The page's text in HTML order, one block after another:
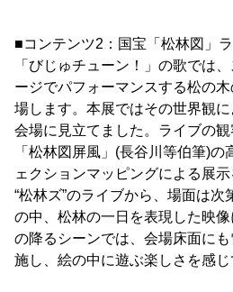
■コンテンツ2：国宝「松林図」
「びじゅチューン！」の歌では
ージでパフォーマンスする松の木
場します。本展ではその世界観
会場に見立てました。ライブの
「松林図屏風」(長谷川等伯筆)
ェクションマッピングによる展示
“松林ズ”のライブから、場面は
の中、松林の一日を表現した映
の降るシーンでは、会場床面に
施し、絵の中に遊ぶ楽しさを感じ